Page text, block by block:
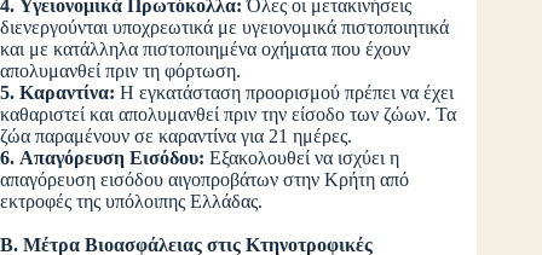
4. Υγειονομικά Πρωτόκολλα:Όλες οι μετακινήσεις
διενεργούνται υποχρεωτικά με υγειονομικά πιστοποιητικά
και με κατάλληλα πιστοποιημένα οχήματα που έχουν
απολυμανθεί πριν τη φόρτωση.
5. Καραντίνα: Η εγκατάσταση προορισμού πρέπει να έχει
καθαριστεί και απολυμανθεί πριν την είσοδο των ζώων. Τα
ζώα παραμένουν σε καραντίνα για 21 ημέρες.
6. Απαγόρευση Εισόδου: Εξακολουθεί να ισχύει η
απαγόρευση εισόδου αιγοπροβάτων στην Κρήτη από
εκτροφές της υπόλοιπης Ελλάδας.
Β. Μέτρα Βιοασφάλειας στις Κτηνοτροφικές